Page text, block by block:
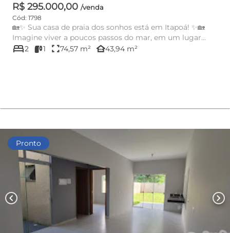
R$ 295.000,00 /venda
Cód: 1798
🏡✨ Sua casa de praia dos sonhos está em Itapoá! ✨🏡
Imagine viver a poucos passos do mar, em um lugar
tranquilo, segur...
bed2 1 fullscreen74,57 m² other_houses43,94 m²
Pronto
chevron_left chevron_right